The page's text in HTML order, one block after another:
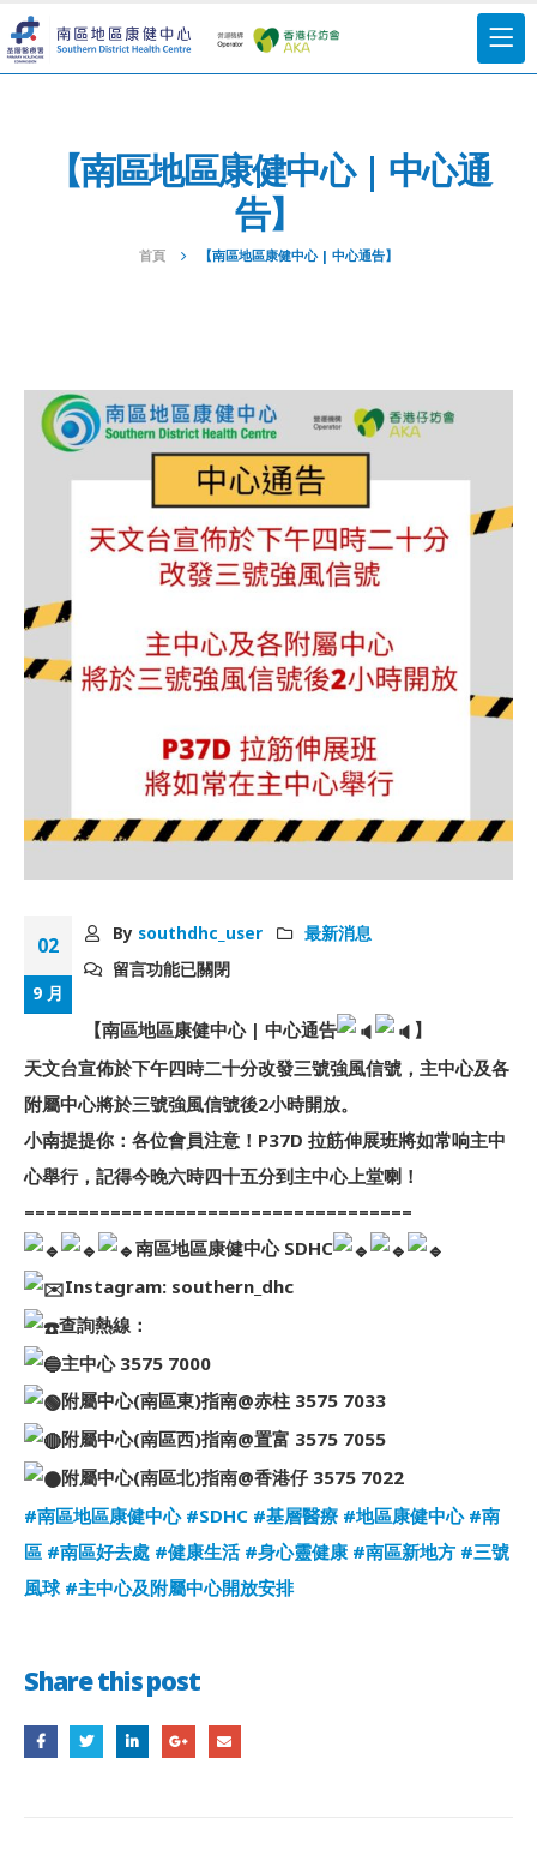
【南區地區康健中心 | 中心通
告】
首頁 【南區地區康健中心 | 中心通告】
02
9 月
By southdhc_user
最新消息
留言功能已關閉
【南區地區康健中心 | 中心通告
】
天文台宣佈於下午四時二十分改發三號強風信號，主中心及各
附屬中心將於三號強風信號後2小時開放。
小南提提你：各位會員注意！P37D 拉筋伸展班將如常响主中
心舉行，記得今晚六時四十五分到主中心上堂喇！
====================================
南區地區康健中心 SDHC
Instagram: southern_dhc
查詢熱線：
主中心 3575 7000
附屬中心(南區東)指南@赤柱 3575 7033
附屬中心(南區西)指南@置富 3575 7055
附屬中心(南區北)指南@香港仔 3575 7022
#南區地區康健中心 #SDHC #基層醫療 #地區康健中心 #南
區 #南區好去處 #健康生活 #身心靈健康 #南區新地方 #三號
風球 #主中心及附屬中心開放安排
Share this post